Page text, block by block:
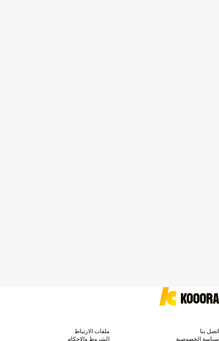
اتصل بنا
ملفات الارتباط
سياسة الخصوصية
الشروط والاحكام